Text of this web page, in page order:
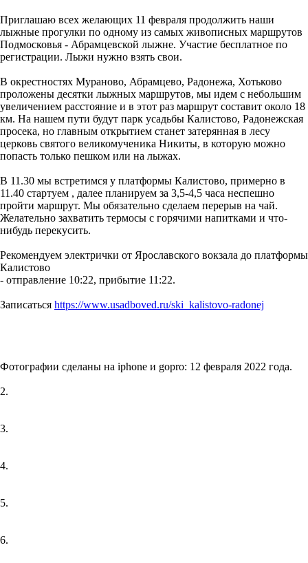
Приглашаю всех желающих 11 февраля продолжить наши
лыжные прогулки по одному из самых живописных маршрутов
Подмосковья - Абрамцевской лыжне. Участие бесплатное по
регистрации. Лыжи нужно взять свои.
В окрестностях Мураново, Абрамцево, Радонежа, Хотьково
проложены десятки лыжных маршрутов, мы идем с небольшим
увеличением расстояние и в этот раз маршрут составит около 18
км. На нашем пути будут парк усадьбы Калистово, Радонежская
просека, но главным открытием станет затерянная в лесу
церковь святого великомученика Никиты, в которую можно
попасть только пешком или на лыжах.
В 11.30 мы встретимся у платформы Калистово, примерно в
11.40 стартуем , далее планируем за 3,5-4,5 часа неспешно
пройти маршрут. Мы обязательно сделаем перерыв на чай.
Желательно захватить термосы с горячими напитками и что-
нибудь перекусить.
Рекомендуем электрички от Ярославского вокзала до платформы
Калистово
- отправление 10:22, прибытие 11:22.
Записаться https://www.usadboved.ru/ski_kalistovo-radonej
Фотографии сделаны на iphone и gopro: 12 февраля 2022 года.
2.
3.
4.
5.
6.